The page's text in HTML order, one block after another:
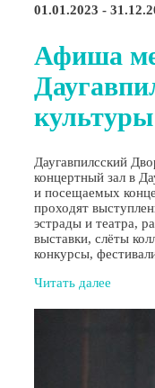
01.01.2023 -
Афиша
культуры
Даугавпилсский
концертный зал в
и посещаемых
проходят
эстрады и театра,
выставки, слёты
конкурсы,
Читать далее